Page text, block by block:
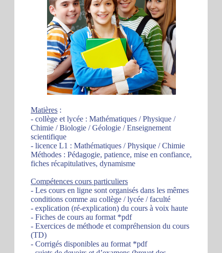
Matières :
- collège et lycée : Mathématiques / Physique /
Chimie / Biologie / Géologie / Enseignement
scientifique
- licence L1 : Mathématiques / Physique / Chimie
Méthodes : Pédagogie, patience, mise en confiance,
fiches récapitulatives, dynamisme
Compétences cours particuliers
- Les cours en ligne sont organisés dans les mêmes
conditions comme au collège / lycée / faculté
- explication (ré-explication) du cours à voix haute
- Fiches de cours au format *pdf
- Exercices de méthode et compréhension du cours
(TD)
- Corrigés disponibles au format *pdf